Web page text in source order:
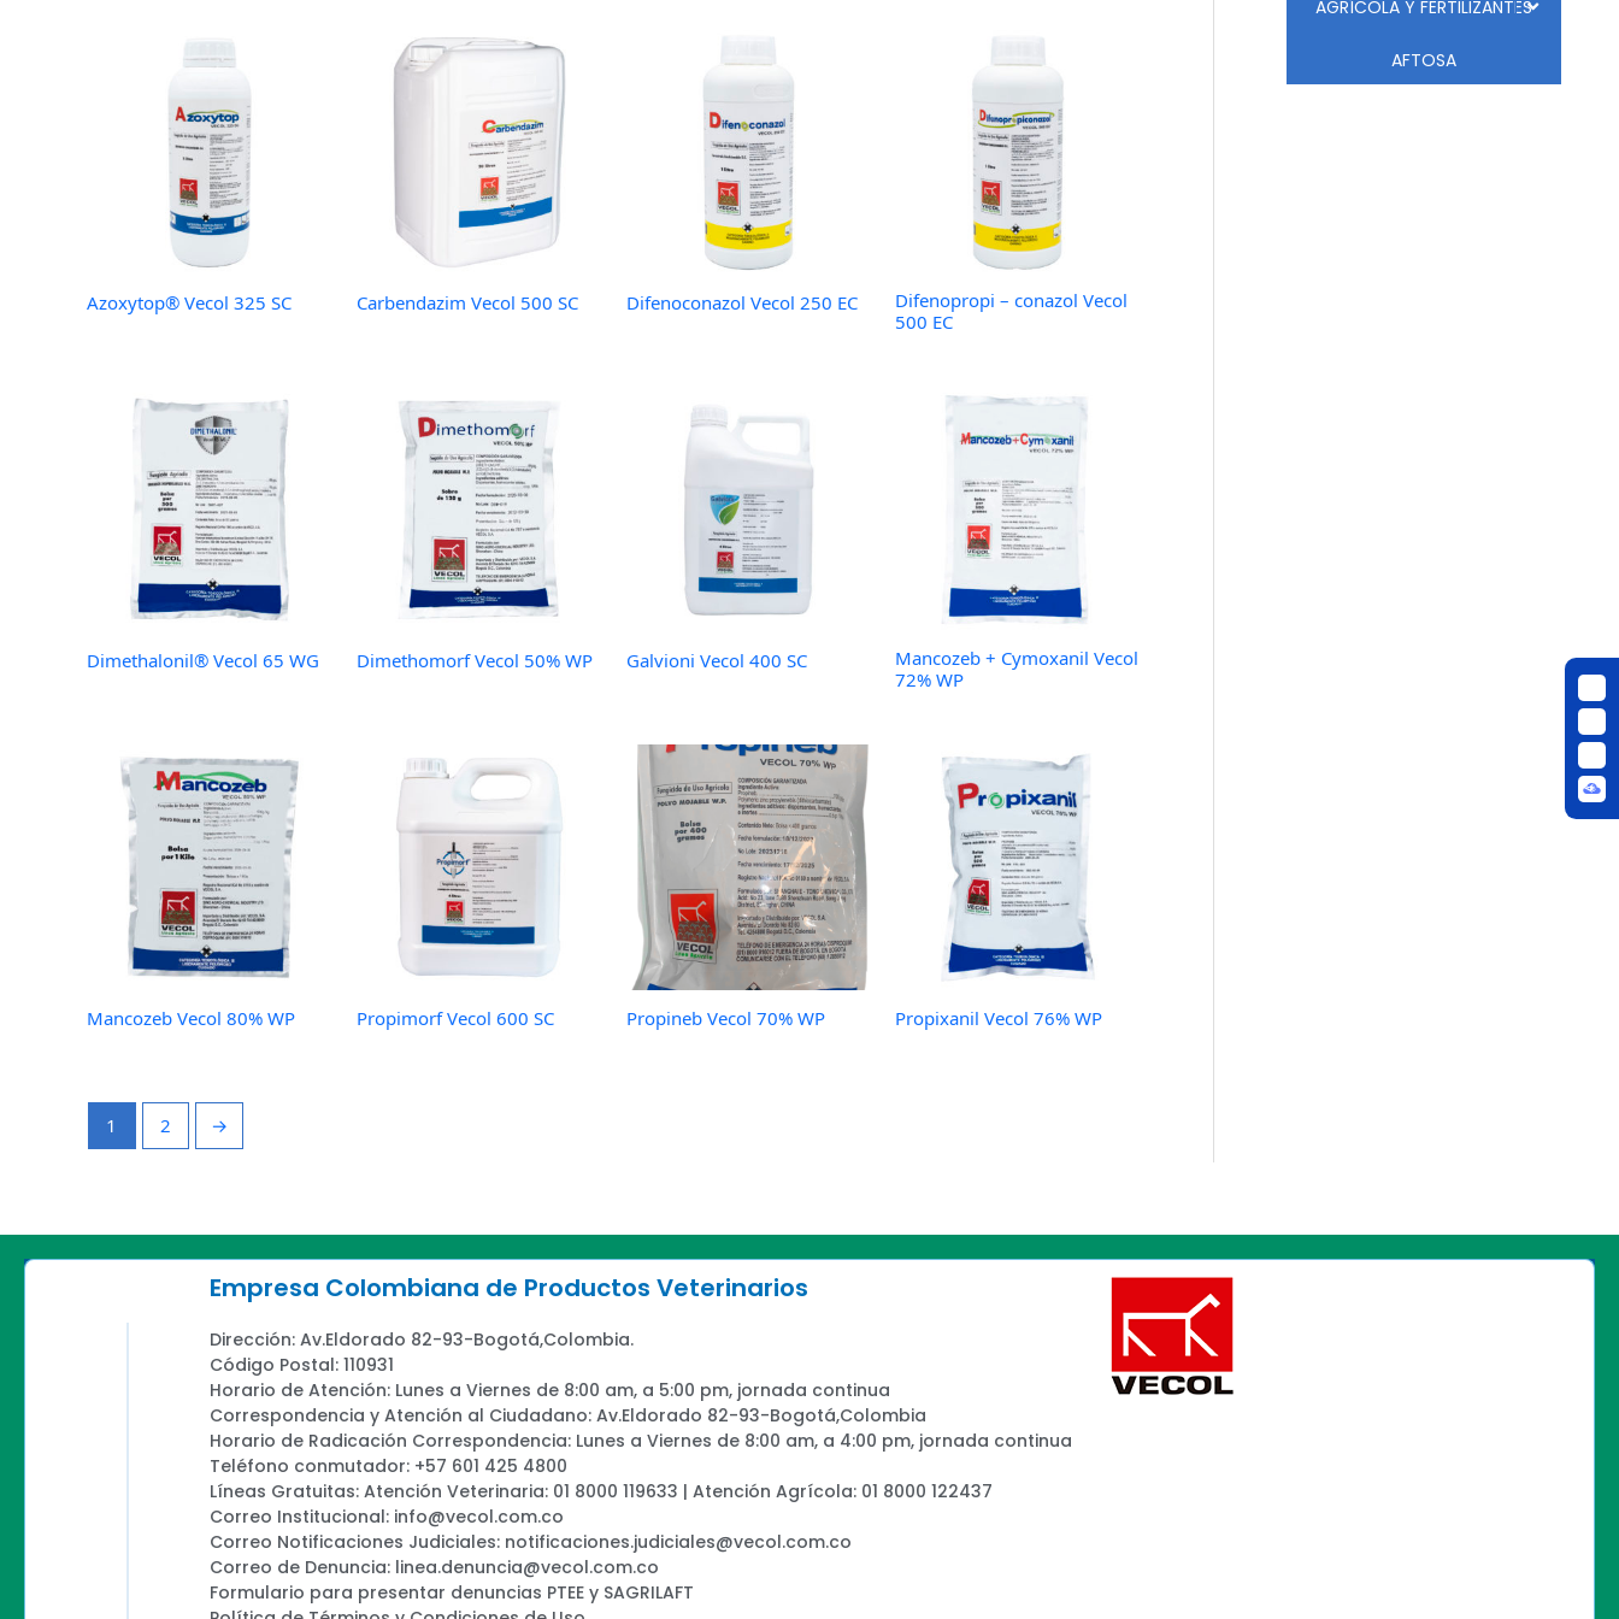
Azoxytop® Vecol 325 SC Carbendazim Vecol 500 SC Difenoconazol Vecol 250 EC
Difenopropi – conazol Vecol
500 EC
Dimethalonil® Vecol 65 WG Dimethomorf Vecol 50% WP Galvioni Vecol 400 SC
Mancozeb + Cymoxanil Vecol
72% WP
Mancozeb Vecol 80% WP Propimorf Vecol 600 SC Propineb Vecol 70% WP Propixanil Vecol 76% WP
1 2 →
AGRÍCOLA Y FERTILIZANTES
AFTOSA
Empresa Colombiana de Productos Veterinarios
Dirección: Av.Eldorado 82-93-Bogotá,Colombia.
Código Postal: 110931
Horario de Atención: Lunes a Viernes de 8:00 am, a 5:00 pm, jornada continua
Correspondencia y Atención al Ciudadano: Av.Eldorado 82-93-Bogotá,Colombia
Horario de Radicación Correspondencia: Lunes a Viernes de 8:00 am, a 4:00 pm, jornada continua
Teléfono conmutador: +57 601 425 4800
Líneas Gratuitas: Atención Veterinaria: 01 8000 119633 | Atención Agrícola: 01 8000 122437
Correo Institucional: info@vecol.com.co
Correo Notificaciones Judiciales: notificaciones.judiciales@vecol.com.co
Correo de Denuncia: linea.denuncia@vecol.com.co
Formulario para presentar denuncias PTEE y SAGRILAFT